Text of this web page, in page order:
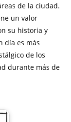
de la ciudad.
un valor
su historia y
día es más
de los
durante más de